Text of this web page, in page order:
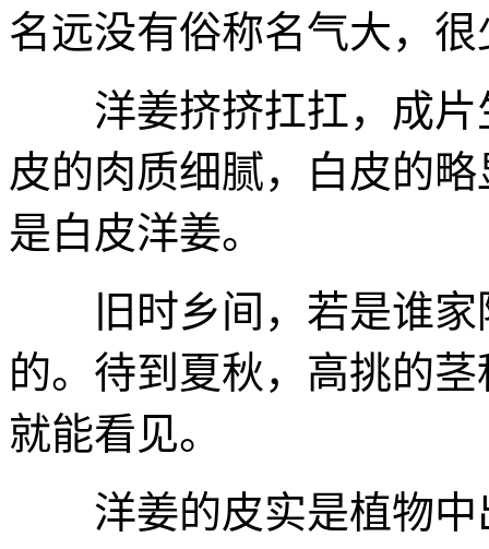
名远没有俗称名气大，
洋姜挤挤扛扛，成片
皮的肉质细腻，白皮的
是白皮洋姜。
旧时乡间，若是谁家
的。待到夏秋，高挑的
就能看见。
洋姜的皮实是植物中